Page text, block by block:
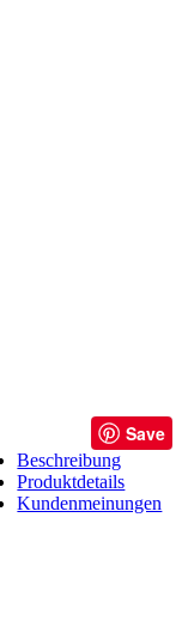
Save
Beschreibung
Produktdetails
Kundenmeinungen